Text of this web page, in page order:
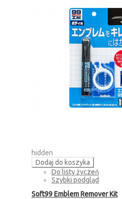
hidden
Dodaj do koszyka
Do listy życzeń
Szybki podgląd
Soft99 Emblem Remover Kit